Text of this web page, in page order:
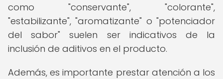
como "conservante", "colorante",
"estabilizante", "aromatizante" o "potenciador
del sabor" suelen ser indicativos de la
inclusión de aditivos en el producto.
Además, es importante prestar atención a los